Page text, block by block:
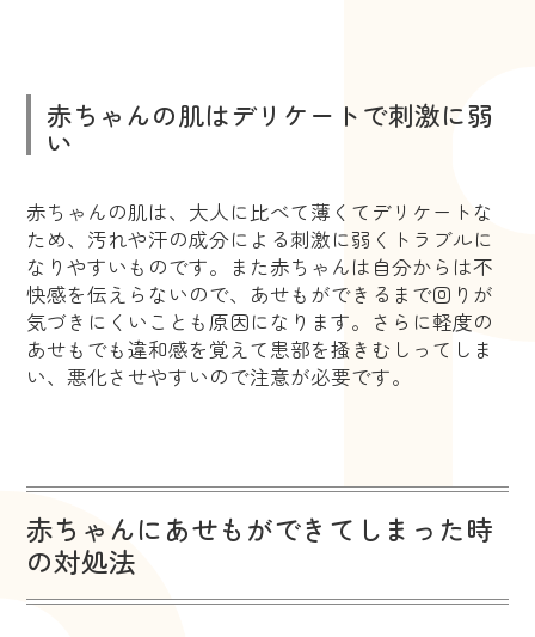
赤ちゃんの肌はデリケートで刺激に弱
い
赤ちゃんの肌は、大人に比べて薄くてデリケートな
ため、汚れや汗の成分による刺激に弱くトラブルに
なりやすいものです。また赤ちゃんは自分からは不
快感を伝えらないので、あせもができるまで回りが
気づきにくいことも原因になります。さらに軽度の
あせもでも違和感を覚えて患部を掻きむしってしま
い、悪化させやすいので注意が必要です。
赤ちゃんにあせもができてしまった時
の対処法